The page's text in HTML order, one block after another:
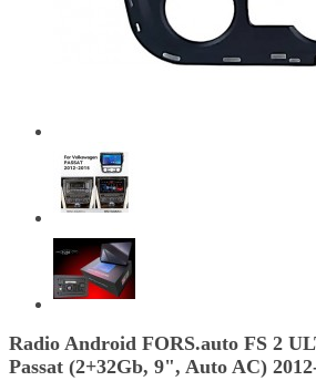
Radio Android FORS.auto FS 2
Passat (2+32Gb, 9", Auto AC)